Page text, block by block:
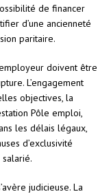
de financer
d’une ancienneté
paritaire.
doivent être
L’engagement
objectives, la
Pôle emploi,
les délais légaux,
d’exclusivité
judicieuse. La